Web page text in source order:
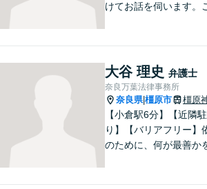
けてお話を伺います。
護士】地域密着型のア
ームなリーガルサービ
提供させていただきま
大谷 理史 弁護士
奈良万葉法律事務所
奈良県|橿原市 橿原
【小倉駅6分】【近隣
り】【バリアフリー】
のために、何が最善か